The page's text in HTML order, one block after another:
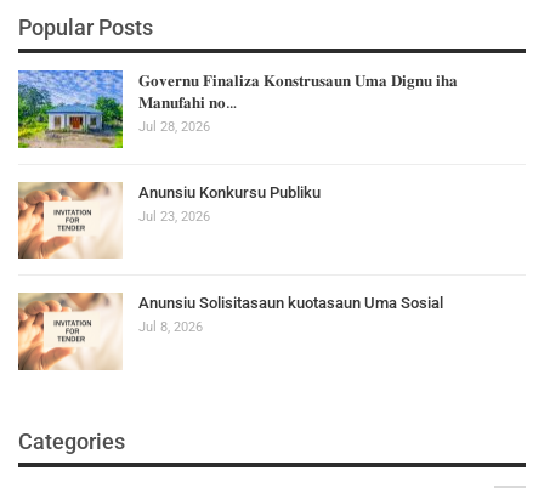
Popular Posts
𝐆𝐨𝐯𝐞𝐫𝐧𝐮 𝐅𝐢𝐧𝐚𝐥𝐢𝐳𝐚 𝐊𝐨𝐧𝐬𝐭𝐫𝐮𝐬𝐚𝐮𝐧 𝐔𝐦𝐚 𝐃𝐢𝐠𝐧𝐮 𝐢𝐡𝐚
𝐌𝐚𝐧𝐮𝐟𝐚𝐡𝐢 𝐧𝐨…
Jul 28, 2026
Anunsiu Konkursu Publiku
Jul 23, 2026
Anunsiu Solisitasaun kuotasaun Uma Sosial
Jul 8, 2026
Categories